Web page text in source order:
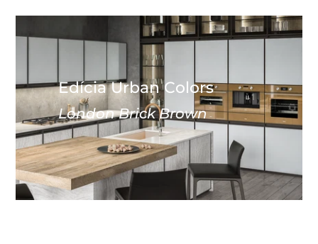
Edícia Urban Colors
London Brick Brown